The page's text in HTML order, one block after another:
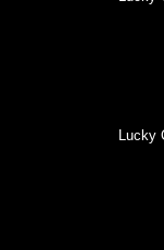
Lucky